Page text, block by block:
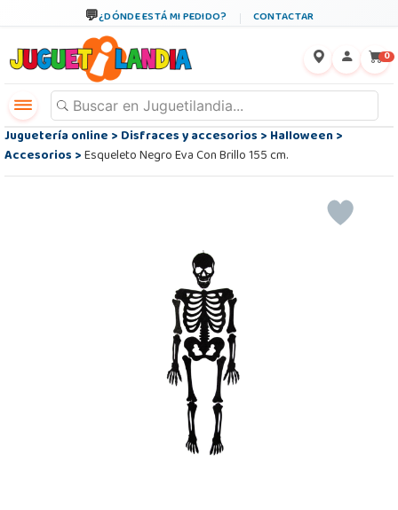
¿DÓNDE ESTÁ MI PEDIDO? CONTACTAR
0
Juguetería online>Disfraces y accesorios>Halloween>
Accesorios>Esqueleto Negro Eva Con Brillo 155 cm.